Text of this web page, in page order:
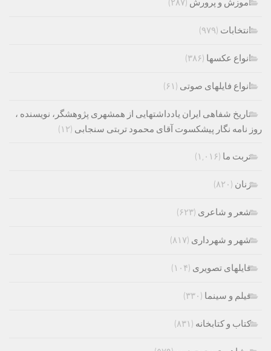
اموزش و پرورش (۲۸۷)
انتخابات (۹۷۹)
انواع عکسها (۳۸۶)
انواع فایلهای صوتی (۶۱)
تاریخ شفاهی ایران یادداشتهایی از همشهری پژوهشگر، نویسنده ،
روز نامه نگار پیشکسوت آقای محمود تربتی سنجابی (۱۲)
تربت ما (۱,۰۱۶)
زنان (۸۲۰)
شعر و شاعری (۶۲۳)
شهر و شهرداری (۸۱۷)
فایلهای تصویری (۱۰۴)
فیلم و سینما (۳۳۰)
کتاب و کتابخانه (۸۳۱)